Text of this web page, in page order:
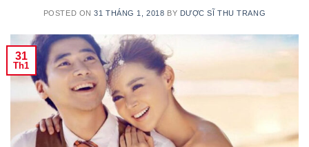
POSTED ON31 THÁNG 1, 2018 BY DƯỢC SĨ THU TRANG
31
Th1